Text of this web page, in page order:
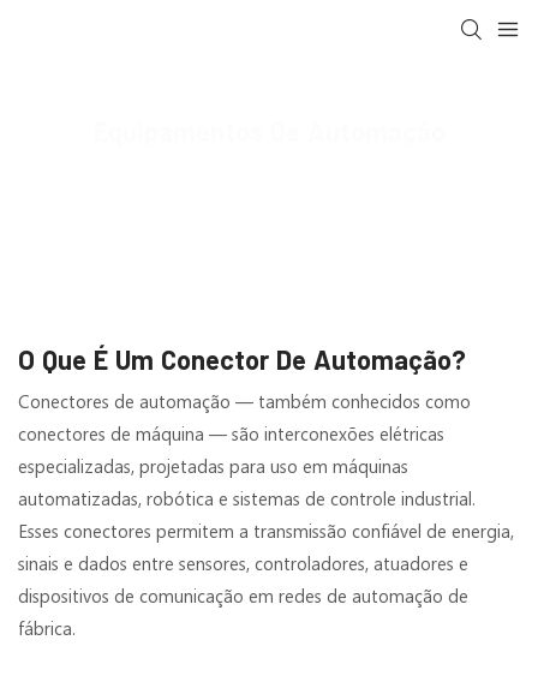
O Que É Um Conector De Automação?
Conectores de automação — também conhecidos como
conectores de máquina — são interconexões elétricas
especializadas, projetadas para uso em máquinas
automatizadas, robótica e sistemas de controle industrial.
Esses conectores permitem a transmissão confiável de energia,
sinais e dados entre sensores, controladores, atuadores e
dispositivos de comunicação em redes de automação de
fábrica.